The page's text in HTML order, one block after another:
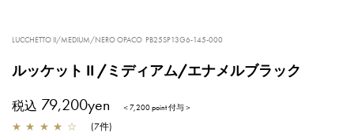
LUCCHETTO II/MEDIUM/NERO OPACO PB25SP13G6-145-000
ルッケット II /ミディアム/エナメルブラック
税込 79,200yen ＜7,200 point 付与＞
★ ★ ★ ★ ☆ (7件)